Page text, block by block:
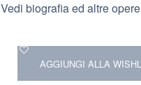
Vedi biografia ed altre
AGGIUNGI ALLA